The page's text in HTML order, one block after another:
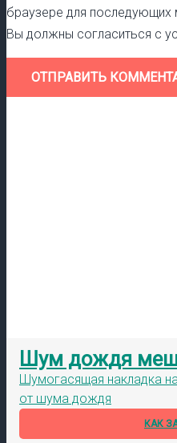
браузере для последующих
Вы должны согласиться с
ОТПРАВИТЬ
Шум дождя
Шумогасящая накладка
от шума дождя
КАК